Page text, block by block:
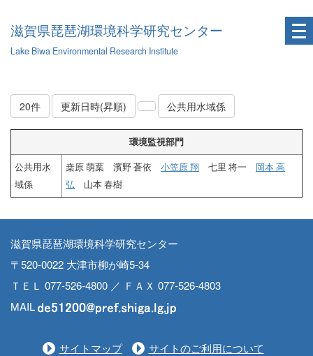
滋賀県琵琶湖環境科学研究センター
Lake Biwa Environmental Research Institute
20件 更新日時(昇順) 公共用水域係
環境監視部門
公共用水
域係
桒原 萌葉 濱野 蒼依 小笠原 翔 七里 将一 岡本 高
弘 山本 春樹
滋賀県琵琶湖環境科学研究センター
〒520-0022 大津市柳が崎5-34
ＴＥＬ 077-526-4800 ／ ＦＡＸ 077-526-4803
MAIL
サイトマップ サイトのご利用について